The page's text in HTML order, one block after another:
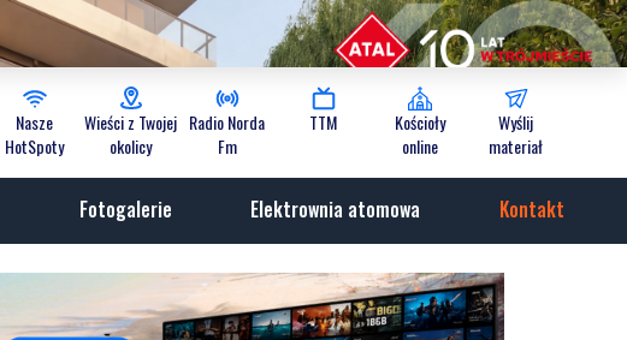
Nasze
HotSpoty
Wieści z Twojej
okolicy
Radio Norda
Fm
TTM
Kościoły
online
Wyślij
materiał
Fotogalerie Elektrownia atomowa Kontakt